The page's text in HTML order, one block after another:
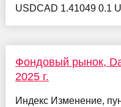
USDCAD 1.41049 0.1
Фондовый рынок,
2025 г.
Индекс Изменение,